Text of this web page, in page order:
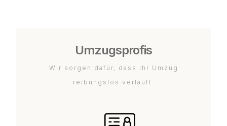
Umzugsprofis
Wir sorgen dafür, dass Ihr Umzug
reibungslos verläuft.